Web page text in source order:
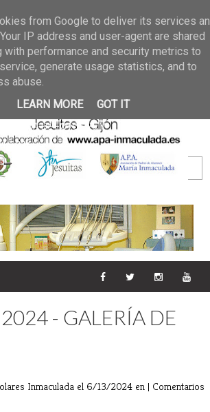
02 jun 2026
GALERIA DE FOTOS
2026
25 may 2026
GALERIA
23/05/2026
20 may
GALERIA DE FOTOS
2026
09/05/2026
28 abr
GALERIA DE FOTOS 25 Y
2026
- GALERÍA DE
Inmaculada el 6/13/2024 en | Comentarios
from Google to deliver its services
IP address and user-agent are shared
with performance and security metrics to
generate usage statistics, and to
abuse.
LEARN MORE
GOT IT